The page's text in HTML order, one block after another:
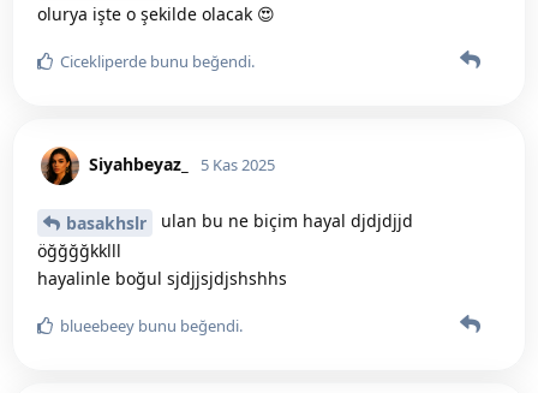
olurya işte o şekilde olacak 😍
Cicekliperde bunu beğendi.
Siyahbeyaz_ 5 Kas 2025
basakhslr
ulan bu ne biçim hayal djdjdjjd
öğğğğkklll
hayalinle boğul sjdjjsjdjshshhs
blueebeey bunu beğendi.